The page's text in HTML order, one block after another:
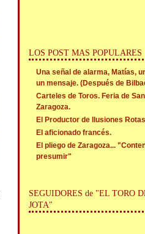
LOS POST MAS POPULARES
Una señal de alarma, Matías,
un mensaje. (Después de
Carteles de Toros. Feria de
Zaragoza.
El Productor de Ilusiones
El aficionado francés.
El pliego de Zaragoza...
presumir"
SEGUIDORES de "EL TORO
JOTA"